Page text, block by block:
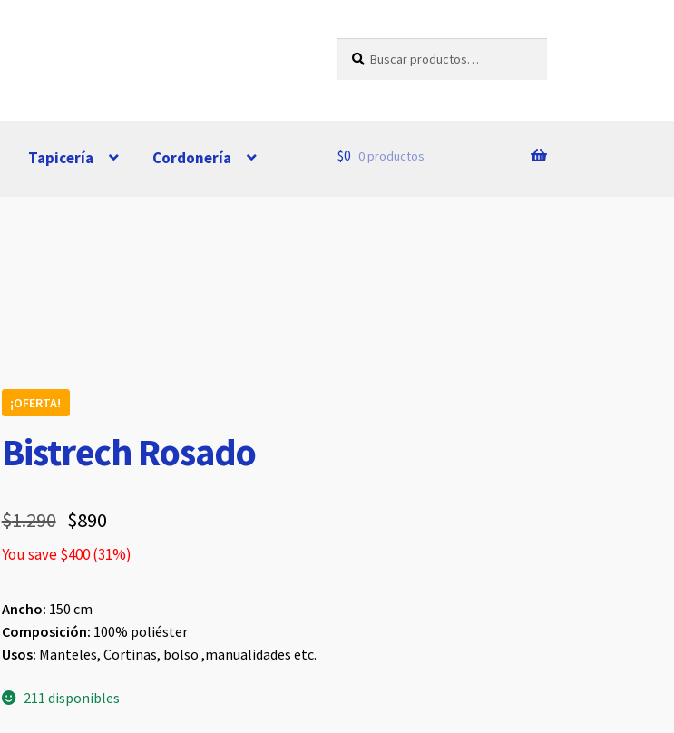
por:
Tapicería Cordonería $0 0 productos
¡OFERTA!
Bistrech Rosado
$1.290 $890
You save$400(31%)
Ancho: 150 cm
Composición: 100% poliéster
Usos: Manteles, Cortinas, bolso ,manualidades etc.
211 disponibles